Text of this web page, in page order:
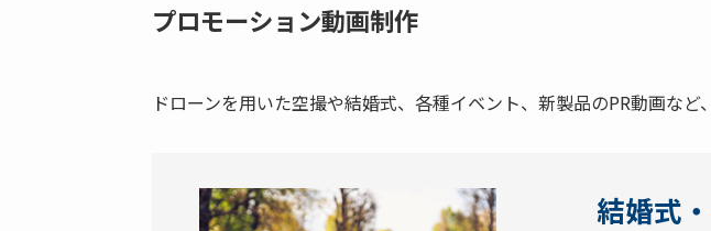
プロモーション動画制作
ドローンを用いた空撮や結婚式、各種イベント、新製品のPR動画な
結婚式